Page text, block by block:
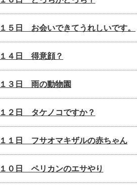
５日 お会いできてうれしいです。
４日 得意顔？
３日 雨の動物園
２日 タケノコですか？
１日 フサオマキザルの赤ちゃん
０日 ペリカンのエサやり